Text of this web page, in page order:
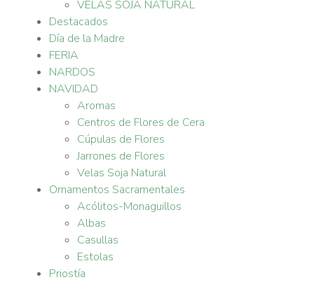
VELAS SOJA NATURAL
Destacados
Día de la Madre
FERIA
NARDOS
NAVIDAD
Aromas
Centros de Flores de Cera
Cúpulas de Flores
Jarrones de Flores
Velas Soja Natural
Ornamentos Sacramentales
Acólitos-Monaguillos
Albas
Casullas
Estolas
Priostía